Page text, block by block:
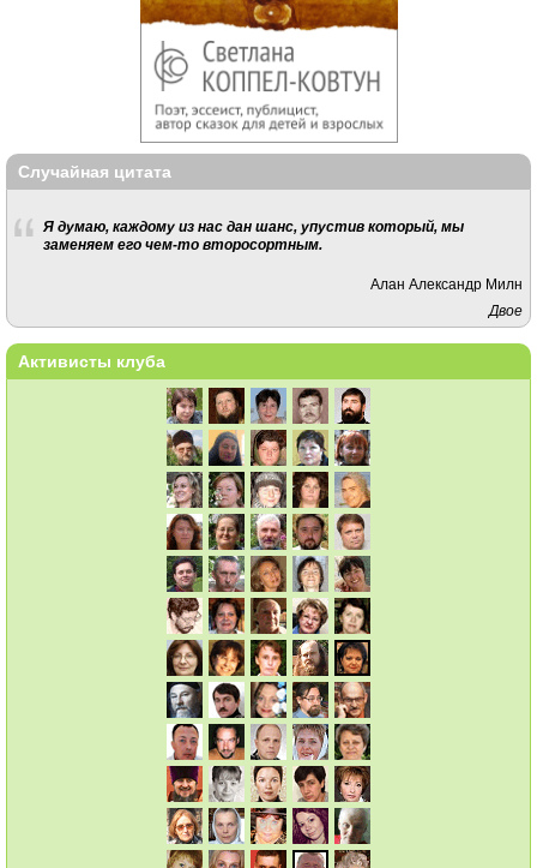
Случайная цитата
Я думаю, каждому из нас дан шанс, упустив который, мы
заменяем его чем-то второсортным.
Алан Александр Милн
Двое
Активисты клуба